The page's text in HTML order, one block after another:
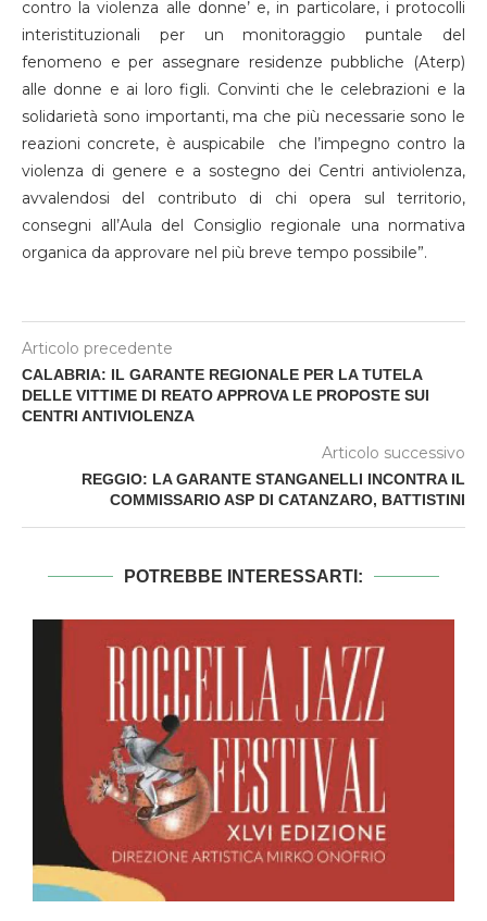
contro la violenza alle donne’ e, in particolare, i protocolli
interistituzionali per un monitoraggio puntale del
fenomeno e per assegnare residenze pubbliche (Aterp)
alle donne e ai loro figli. Convinti che le celebrazioni e la
solidarietà sono importanti, ma che più necessarie sono le
reazioni concrete, è auspicabile che l’impegno contro la
violenza di genere e a sostegno dei Centri antiviolenza,
avvalendosi del contributo di chi opera sul territorio,
consegni all’Aula del Consiglio regionale una normativa
organica da approvare nel più breve tempo possibile”.
Articolo precedente
CALABRIA: IL GARANTE REGIONALE PER LA TUTELA
DELLE VITTIME DI REATO APPROVA LE PROPOSTE SUI
CENTRI ANTIVIOLENZA
Articolo successivo
REGGIO: LA GARANTE STANGANELLI INCONTRA IL
COMMISSARIO ASP DI CATANZARO, BATTISTINI
POTREBBE INTERESSARTI: